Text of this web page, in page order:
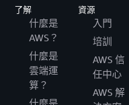
了解
什麼是
AWS？
什麼是
雲端運
算？
資源
入門
培訓
AWS 信
任中心
AWS 解